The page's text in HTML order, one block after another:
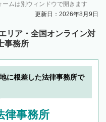
ムは別ウィンドウで開きます
更新日：2026年8月9日
リア・全国オンライン対
事務所
に根差した法律事務所で
律事務所